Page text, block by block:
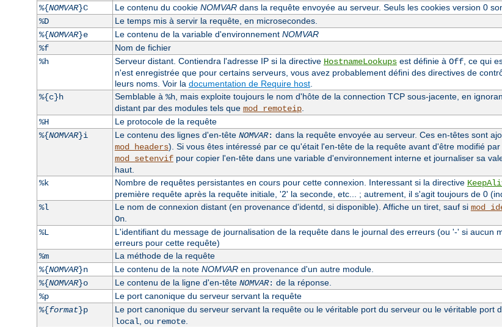
%{NOMVAR}C Le contenu du cookie NOMVARdans la requête envoyée au serveur. Seuls les cookies version 0
%D
Le temps mis à servir la requête, en microsecondes.
%{NOMVAR}e Le contenu de la variable d'environnement NOMVAR
%f
Nom de fichier
%h
Serveur distant. Contiendra l'adresse IP si la directive HostnameLookupsest définie à Off, ce qui
n'est enregistrée que pour certains serveurs, vous avez probablement défini des directives de
leurs noms. Voir la documentation de Require host.
%{c}h
Semblable à %h, mais exploite toujours le nom d'hôte de la connection TCP sous-jacente, en
distant par des modules tels que mod_remoteip.
%H
Le protocole de la requête
%{NOMVAR}i Le contenu des lignes d'en-tête NOMVAR: dans la requête envoyée au serveur. Ces en-têtes sont
mod_headers). Si vous êtes intéressé par ce qu'était l'en-tête de la requête avant d'être modifié
mod_setenvifpour copier l'en-tête dans une variable d'environnement interne et journaliser sa
haut.
%k
Nombre de requêtes persistantes en cours pour cette connexion. Interessant si la directive
première requête après la requête initiale, '2' la seconde, etc... ; autrement, il s'agit toujours de 0
%l
Le nom de connexion distant (en provenance d'identd, si disponible). Affiche un tiret, sauf si
On.
%L
L'identifiant du message de journalisation de la requête dans le journal des erreurs (ou '-' si aucun
erreurs pour cette requête)
%m
La méthode de la requête
%{NOMVAR}n Le contenu de la note NOMVARen provenance d'un autre module.
%{NOMVAR}o Le contenu de la ligne d'en-tête NOMVAR: de la réponse.
%p
Le port canonique du serveur servant la requête
%{format}p Le port canonique du serveur servant la requête ou le véritable port du serveur ou le véritable port
local , ou remote.